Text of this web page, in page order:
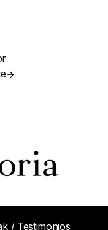
/ Testimonios